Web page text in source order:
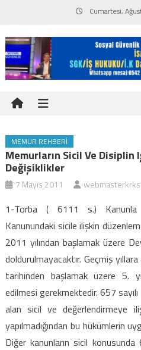
content
Cumartesi,
MEMUR REHBERI
Memurların Sicil Ve Disiplin
Değişiklikler
7 Mayıs 2011 webmasterkrks
1-Torba ( 6111 s.)
Kanunundaki sicile ilişkin
2011 yılından başlamak üzere
doldurulmayacaktır. Geçmiş
tarihinden başlamak üzere 5.
edilmesi gerekmektedir. 657
alan sicil ve değerlendirmeye
yapılmadığından bu hükümlerin
Diğer kanunların sicil